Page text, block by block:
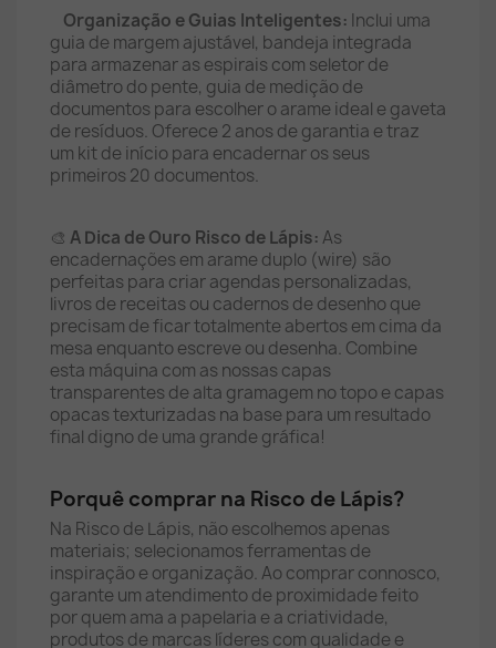
Organização e Guias Inteligentes: Inclui uma
guia de margem ajustável, bandeja integrada
para armazenar as espirais com seletor de
diâmetro do pente, guia de medição de
documentos para escolher o arame ideal e gaveta
de resíduos. Oferece 2 anos de garantia e traz
um kit de início para encadernar os seus
primeiros 20 documentos.
🎨 A Dica de Ouro Risco de Lápis:As
encadernações em arame duplo (wire) são
perfeitas para criar agendas personalizadas,
livros de receitas ou cadernos de desenho que
precisam de ficar totalmente abertos em cima da
mesa enquanto escreve ou desenha. Combine
esta máquina com as nossas capas
transparentes de alta gramagem no topo e capas
opacas texturizadas na base para um resultado
final digno de uma grande gráfica!
Porquê comprar na Risco de Lápis?
Na Risco de Lápis, não escolhemos apenas
materiais; selecionamos ferramentas de
inspiração e organização. Ao comprar connosco,
garante um atendimento de proximidade feito
por quem ama a papelaria e a criatividade,
produtos de marcas líderes com qualidade e